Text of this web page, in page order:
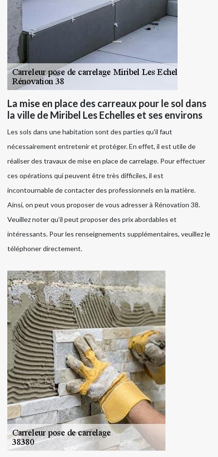
La mise en place des carreaux pour le sol dans
la ville de Miribel Les Echelles et ses environs
Les sols dans une habitation sont des parties qu'il faut
nécessairement entretenir et protéger. En effet, il est utile de
réaliser des travaux de mise en place de carrelage. Pour effectuer
ces opérations qui peuvent être très difficiles, il est
incontournable de contacter des professionnels en la matière.
Ainsi, on peut vous proposer de vous adresser à Rénovation 38.
Veuillez noter qu'il peut proposer des prix abordables et
intéressants. Pour les renseignements supplémentaires, veuillez le
téléphoner directement.